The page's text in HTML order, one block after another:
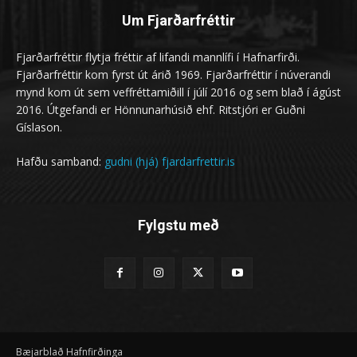
Um Fjarðarfréttir
Fjarðarfréttir flytja fréttir af lifandi mannlífi í Hafnarfirði.
Fjarðarfréttir kom fyrst út árið 1969. Fjarðarfréttir í núverandi
mynd kom út sem veffréttamiðill í júlí 2016 og sem blað í ágúst
2016. Útgefandi er Hönnunarhúsið ehf. Ritstjóri er Guðni
Gíslason.
Hafðu samband: gudni (hjá) fjardarfrettir.is
Fylgstu með
Bæjarblað Hafnfirðinga